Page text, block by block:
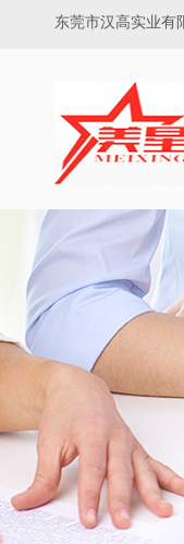
东莞市汉高实业有